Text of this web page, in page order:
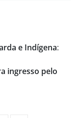
e Indígena:
ingresso pelo